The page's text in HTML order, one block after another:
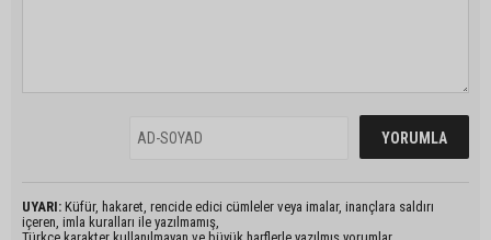
UYARI: Küfür, hakaret, rencide edici cümleler veya imalar, inançlara saldırı
içeren, imla kuralları ile yazılmamış,